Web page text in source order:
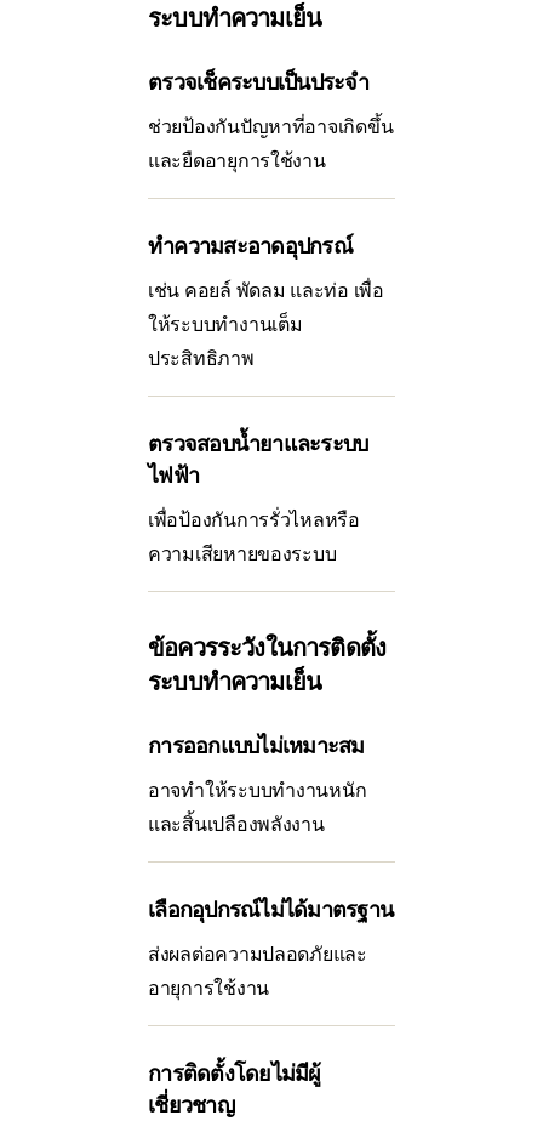
ระบบทำความเย็น
ตรวจเช็คระบบเป็นประจำ
ช่วยป้องกันปัญหาที่อาจเกิดขึ้น
และยืดอายุการใช้งาน
ทำความสะอาดอุปกรณ์
เช่น คอยล์ พัดลม และท่อ เพื่อ
ให้ระบบทำงานเต็ม
ประสิทธิภาพ
ตรวจสอบน้ำยาและระบบ
ไฟฟ้า
เพื่อป้องกันการรั่วไหลหรือ
ความเสียหายของระบบ
ข้อควรระวังในการติดตั้ง
ระบบทำความเย็น
การออกแบบไม่เหมาะสม
อาจทำให้ระบบทำงานหนัก
และสิ้นเปลืองพลังงาน
เลือกอุปกรณ์ไม่ได้มาตรฐาน
ส่งผลต่อความปลอดภัยและ
อายุการใช้งาน
การติดตั้งโดยไม่มีผู้
เชี่ยวชาญ